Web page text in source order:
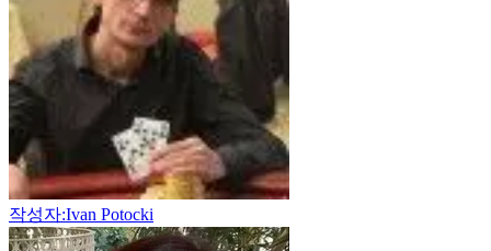
작성자:Ivan Potocki